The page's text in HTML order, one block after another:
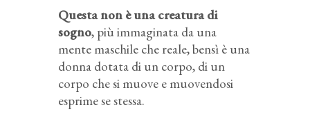
Questa non è una creatura di
sogno, più immaginata da una
mente maschile che reale, bensì è una
donna dotata di un corpo, di un
corpo che si muove e muovendosi
esprime se stessa.